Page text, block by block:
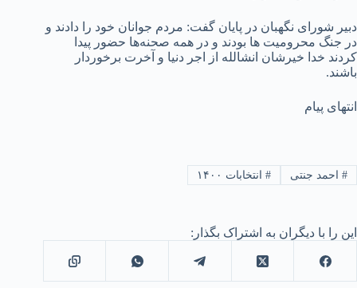
دبیر شورای نگهبان در پایان گفت: مردم جوانان خود را دادند و
در جنگ محرومیت ها بودند و در همه صحنه‌ها حضور پیدا
کردند خدا خیرشان انشالله از اجر دنیا و آخرت برخوردار
باشند.
انتهای پیام
#احمد جنتی #انتخابات ۱۴۰۰
این را با دیگران به اشتراک بگذار: